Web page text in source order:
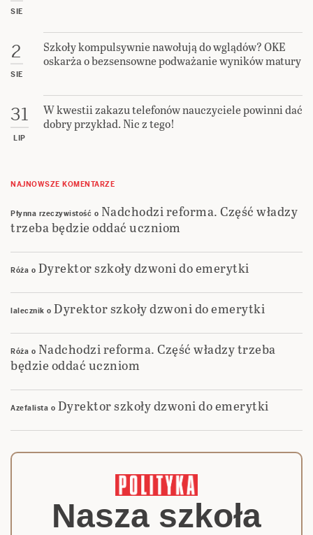
SIE
2
SIE
Szkoły kompulsywnie nawołują do wglądów? OKE
oskarża o bezsensowne podważanie wyników matury
31
LIP
W kwestii zakazu telefonów nauczyciele powinni dać
dobry przykład. Nic z tego!
NAJNOWSZE KOMENTARZE
Płynna rzeczywistość o Nadchodzi reforma. Część władzy
trzeba będzie oddać uczniom
Róża o Dyrektor szkoły dzwoni do emerytki
lalecznik o Dyrektor szkoły dzwoni do emerytki
Róża o Nadchodzi reforma. Część władzy trzeba
będzie oddać uczniom
Azefalista o Dyrektor szkoły dzwoni do emerytki
Nasza szkoła